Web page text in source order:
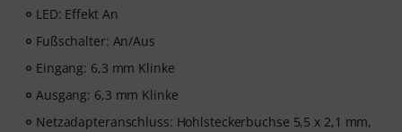
LED: Effekt An
Fußschalter: An/Aus
Eingang: 6,3 mm Klinke
Ausgang: 6,3 mm Klinke
Netzadapteranschluss: Hohlsteckerbuchse 5,5 x 2,1 mm,